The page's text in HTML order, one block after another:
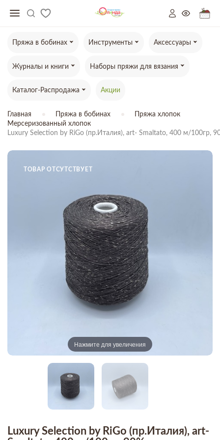
Пряжа в бобинах Инструменты Аксессуары
Журналы и книги Наборы пряжи для вязания
Каталог-Распродажа Акции
Главная Пряжа в бобинах
Пряжа хлопок
Мерсеризованный хлопок
Luxury Selection by RiGo (пр.Италия), art- Smaltato, 400 м/100гр,
ТОВАР ОТСУТСТВУЕТ
Нажмите для увеличения
Luxury Selection by RiGo (пр.Италия), art-